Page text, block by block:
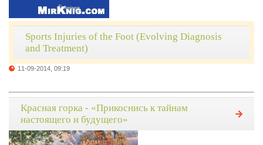
Sports Injuries of the Foot (Evolving Diagnosis
and Treatment)
11-09-2014, 09:19
Красная горка - «Прикоснись к тайнам
настоящего и будущего»